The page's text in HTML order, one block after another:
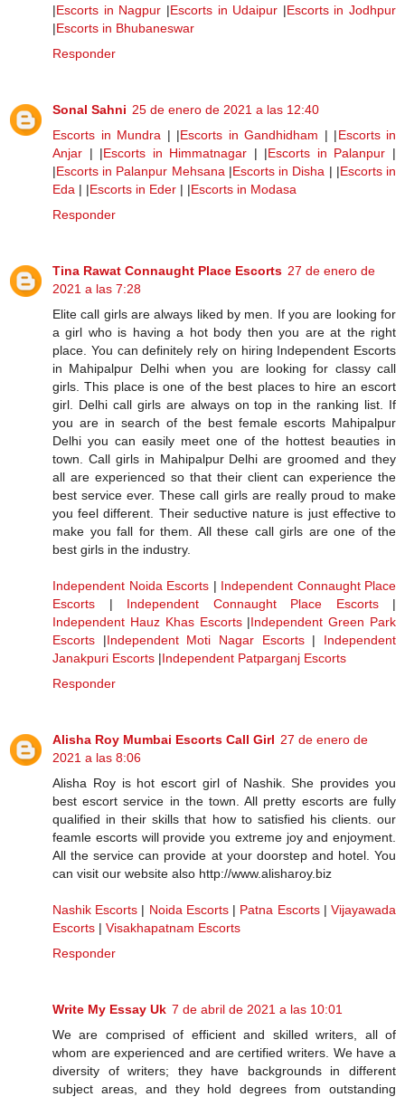
|Escorts in Nagpur |Escorts in Udaipur |Escorts in Jodhpur
|Escorts in Bhubaneswar
Responder
Sonal Sahni 25 de enero de 2021 a las 12:40
Escorts in Mundra | |Escorts in Gandhidham | |Escorts in
Anjar | |Escorts in Himmatnagar | |Escorts in Palanpur |
|Escorts in Palanpur Mehsana |Escorts in Disha | |Escorts in
Eda | |Escorts in Eder | |Escorts in Modasa
Responder
Tina Rawat Connaught Place Escorts 27 de enero de
2021 a las 7:28
Elite call girls are always liked by men. If you are looking for
a girl who is having a hot body then you are at the right
place. You can definitely rely on hiring Independent Escorts
in Mahipalpur Delhi when you are looking for classy call
girls. This place is one of the best places to hire an escort
girl. Delhi call girls are always on top in the ranking list. If
you are in search of the best female escorts Mahipalpur
Delhi you can easily meet one of the hottest beauties in
town. Call girls in Mahipalpur Delhi are groomed and they
all are experienced so that their client can experience the
best service ever. These call girls are really proud to make
you feel different. Their seductive nature is just effective to
make you fall for them. All these call girls are one of the
best girls in the industry.
Independent Noida Escorts | Independent Connaught Place
Escorts | Independent Connaught Place Escorts|
Independent Hauz Khas Escorts|Independent Green Park
Escorts |Independent Moti Nagar Escorts| Independent
Janakpuri Escorts |Independent Patparganj Escorts
Responder
Alisha Roy Mumbai Escorts Call Girl 27 de enero de
2021 a las 8:06
Alisha Roy is hot escort girl of Nashik. She provides you
best escort service in the town. All pretty escorts are fully
qualified in their skills that how to satisfied his clients. our
feamle escorts will provide you extreme joy and enjoyment.
All the service can provide at your doorstep and hotel. You
can visit our website also http://www.alisharoy.biz
Nashik Escorts | Noida Escorts| Patna Escorts|Vijayawada
Escorts | Visakhapatnam Escorts
Responder
Write My Essay Uk 7 de abril de 2021 a las 10:01
We are comprised of efficient and skilled writers, all of
whom are experienced and are certified writers. We have a
diversity of writers; they have backgrounds in different
subject areas, and they hold degrees from outstanding